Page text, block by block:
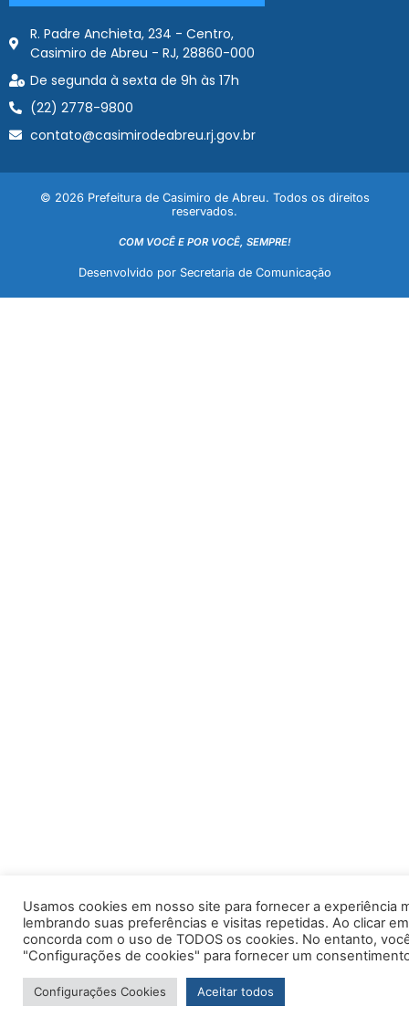
R. Padre Anchieta, 234 - Centro,
Casimiro de Abreu - RJ, 28860-000
De segunda à sexta de 9h às 17h
(22) 2778-9800
contato@casimirodeabreu.rj.gov.br
© 2026 Prefeitura de Casimiro de Abreu. Todos os direitos
reservados.
COM VOCÊ E POR VOCÊ, SEMPRE!
Desenvolvido por Secretaria de Comunicação
Usamos cookies em nosso site para fornecer a experiência
lembrando suas preferências e visitas repetidas. Ao clicar
concorda com o uso de TODOS os cookies. No entanto,
"Configurações de cookies" para fornecer um
Configurações Cookies Aceitar todos